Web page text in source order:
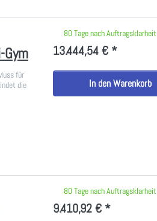
Bewertungen vor.
für
die
80 Tage nach Auftragsklarheit
13.444,54 € *
In den Warenkorb
Bewertungen vor.80 Tage nach Auftragsklarheit
9.410,92 € *